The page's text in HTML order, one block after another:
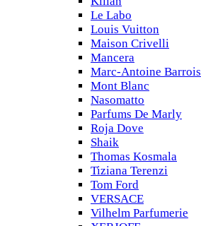
Le Labo
Louis Vuitton
Maison Crivelli
Mancera
Marc-Antoine Barrois
Mont Blanc
Nasomatto
Parfums De Marly
Roja Dove
Shaik
Thomas Kosmala
Tiziana Terenzi
Tom Ford
VERSACE
Vilhelm Parfumerie